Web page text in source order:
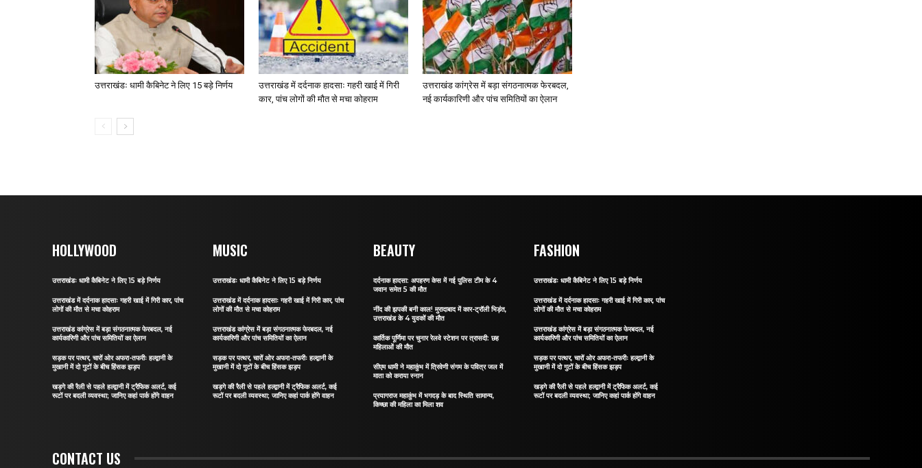
उत्तराखंडः धामी कैबिनेट ने लिए 15 बड़े निर्णय
उत्तराखंड में दर्दनाक हादसाः गहरी खाई में गिरी
कार, पांच लोगों की मौत से मचा कोहराम
उत्तराखंड कांग्रेस में बड़ा संगठनात्मक फेरबदल,
नई कार्यकारिणी और पांच समितियों का ऐलान
HOLLYWOOD
उत्तराखंडः धामी कैबिनेट ने लिए 15 बड़े निर्णय
उत्तराखंड में दर्दनाक हादसाः गहरी खाई में गिरी कार, पांच
लोगों की मौत से मचा कोहराम
उत्तराखंड कांग्रेस में बड़ा संगठनात्मक फेरबदल, नई
कार्यकारिणी और पांच समितियों का ऐलान
सड़क पर पत्थर, चारों ओर अफरा-तफरीः हल्द्वानी के
मुखानी में दो गुटों के बीच हिंसक झड़प
खड़गे की रैली से पहले हल्द्वानी में ट्रैफिक अलर्ट, कई
रूटों पर बदली व्यवस्था; जानिए कहां पार्क होंगे वाहन
MUSIC
उत्तराखंडः धामी कैबिनेट ने लिए 15 बड़े निर्णय
उत्तराखंड में दर्दनाक हादसाः गहरी खाई में गिरी कार, पांच
लोगों की मौत से मचा कोहराम
उत्तराखंड कांग्रेस में बड़ा संगठनात्मक फेरबदल, नई
कार्यकारिणी और पांच समितियों का ऐलान
सड़क पर पत्थर, चारों ओर अफरा-तफरीः हल्द्वानी के
मुखानी में दो गुटों के बीच हिंसक झड़प
खड़गे की रैली से पहले हल्द्वानी में ट्रैफिक अलर्ट, कई
रूटों पर बदली व्यवस्था; जानिए कहां पार्क होंगे वाहन
BEAUTY
दर्दनाक हादसा: अपहरण केस में गई पुलिस टीम के 4
जवान समेत 5 की मौत
नींद की झपकी बनी काल! मुरादाबाद में कार-ट्रॉली भिड़ंत,
उत्तराखंड के 4 युवकों की मौत
कार्तिक पूर्णिमा पर चुनार रेलवे स्टेशन पर त्रासदी: छह
महिलाओं की मौत
सीएम धामी ने महाकुंभ में त्रिवेणी संगम के पवित्र जल में
माता को कराया स्नान
प्रयागराज महाकुंभ में भगदड़ के बाद स्थिति सामान्य,
किच्छा की महिला का मिला शव
FASHION
उत्तराखंडः धामी कैबिनेट ने लिए 15 बड़े निर्णय
उत्तराखंड में दर्दनाक हादसाः गहरी खाई में गिरी कार, पांच
लोगों की मौत से मचा कोहराम
उत्तराखंड कांग्रेस में बड़ा संगठनात्मक फेरबदल, नई
कार्यकारिणी और पांच समितियों का ऐलान
सड़क पर पत्थर, चारों ओर अफरा-तफरीः हल्द्वानी के
मुखानी में दो गुटों के बीच हिंसक झड़प
खड़गे की रैली से पहले हल्द्वानी में ट्रैफिक अलर्ट, कई
रूटों पर बदली व्यवस्था; जानिए कहां पार्क होंगे वाहन
CONTACT US